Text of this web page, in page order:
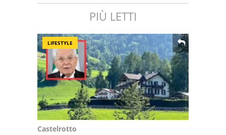
PIÙ LETTI
LIFESTYLE
Castelrotto